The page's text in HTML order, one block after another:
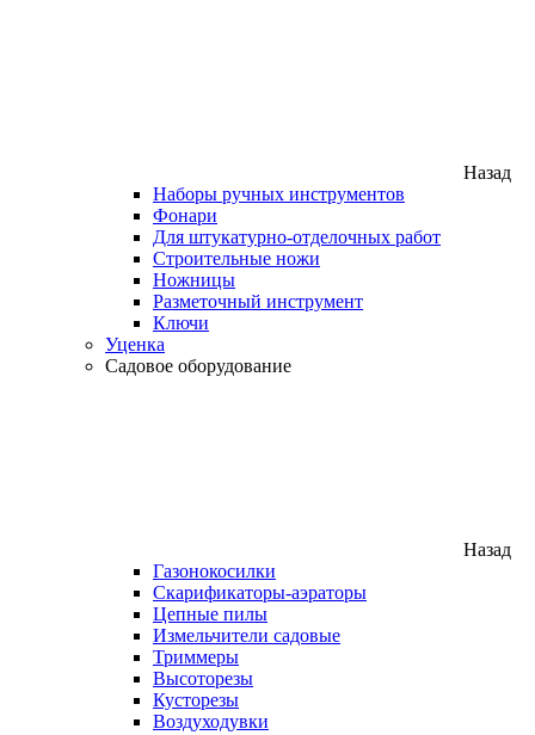
Назад
Наборы ручных инструментов
Фонари
Для штукатурно-отделочных работ
Строительные ножи
Ножницы
Разметочный инструмент
Ключи
Уценка
Садовое оборудование
Назад
Газонокосилки
Скарификаторы-аэраторы
Цепные пилы
Измельчители садовые
Триммеры
Высоторезы
Кусторезы
Воздуходувки